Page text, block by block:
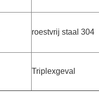
roestvrij staal 304
Triplexgeval